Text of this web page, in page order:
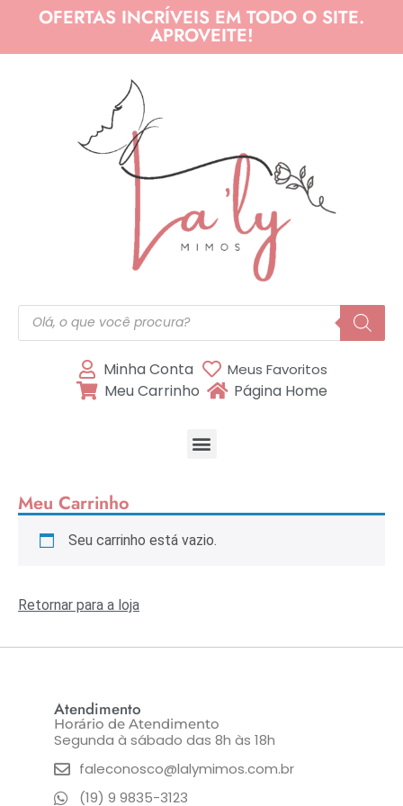
OFERTAS INCRÍVEIS EM TODO O SITE.
APROVEITE!
Minha Conta Meus Favoritos
Meu Carrinho Página Home
Meu Carrinho
Seu carrinho está vazio.
Retornar para a loja
Atendimento
Horário de Atendimento
Segunda à sábado das 8h às 18h
faleconosco@lalymimos.com.br
(19) 9 9835-3123